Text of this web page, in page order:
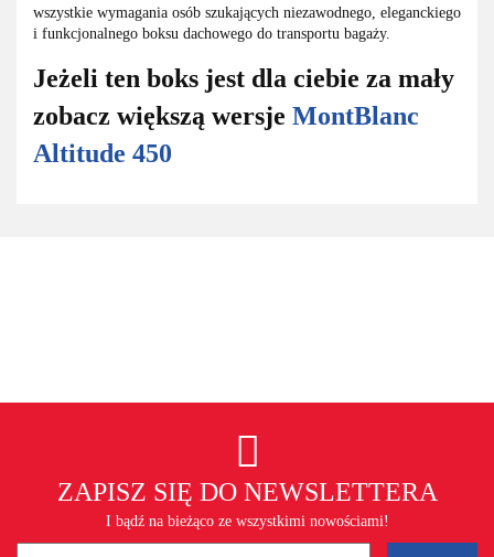
wszystkie wymagania osób szukających niezawodnego, eleganckiego
i funkcjonalnego boksu dachowego do transportu bagaży.
Jeżeli ten boks jest dla ciebie za mały
zobacz większą wersje MontBlanc
Altitude 450
ZAPISZ SIĘ DO NEWSLETTERA
I bądź na bieżąco ze wszystkimi nowościami!